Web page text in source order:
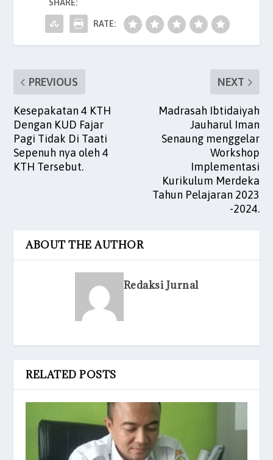
e
b
o
k
er l
s
e
dI
es
t
e
SHARE:
RATE:
PREVIOUS
Kesepakatan 4 KTH
Dengan KUD Fajar
Pagi Tidak Di Taati
Sepenuh nya oleh 4
KTH Tersebut.
NEXT
Madrasah Ibtidaiyah
Jauharul Iman
Senaung menggelar
Workshop
Implementasi
Kurikulum Merdeka
Tahun Pelajaran 2023
-2024.
ABOUT THE AUTHOR
Redaksi Jurnal
RELATED POSTS